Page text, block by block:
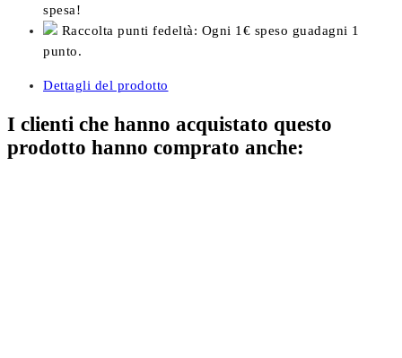
spesa!
Raccolta punti fedeltà: Ogni 1€ speso guadagni 1
punto.
Dettagli del prodotto
I clienti che hanno acquistato questo
prodotto hanno comprato anche: